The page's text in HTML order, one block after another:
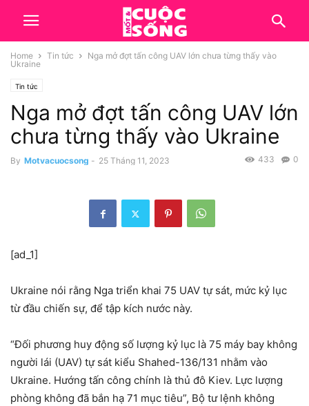
Home Tin tức
Nga mở đợt tấn công UAV lớn chưa từng thấy vào
Ukraine
Tin tức
Nga mở đợt tấn công UAV lớn
chưa từng thấy vào Ukraine
By Motvacuocsong - 25 Tháng 11, 2023 0
433
[ad_1]
Ukraine nói rằng Nga triển khai 75 UAV tự sát, mức kỷ lục
từ đầu chiến sự, để tập kích nước này.
“Đối phương huy động số lượng kỷ lục là 75 máy bay không
người lái (UAV) tự sát kiểu Shahed-136/131 nhằm vào
Ukraine. Hướng tấn công chính là thủ đô Kiev. Lực lượng
phòng không đã bắn hạ 71 mục tiêu”, Bộ tư lệnh không